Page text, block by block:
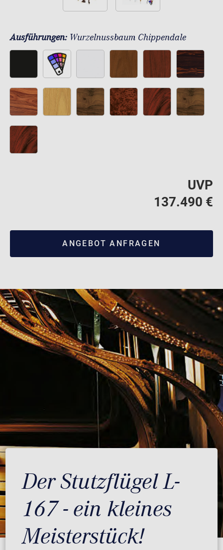
Ausführungen: Wurzelnussbaum Chippendale
UVP
137.490 €
ANGEBOT ANFRAGEN
Der Stutzflügel L-
167 - ein kleines
Meisterstück!